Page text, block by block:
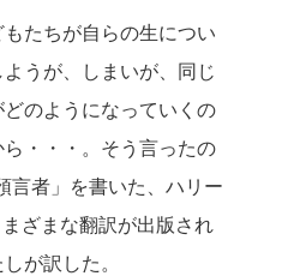
たちが自らの生につい
うが、しまいが、同じ
のようになっていくの
・・・。そう言ったの
言者」を書いた、ハリー
ざまな翻訳が出版され
が訳した。